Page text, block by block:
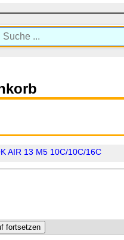
AIR 13 M5 10C/10C/16C
fortsetzen